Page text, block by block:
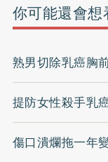
你可能還會想
熟男切除乳癌胸
提防女性殺手乳
傷口潰爛拖一年